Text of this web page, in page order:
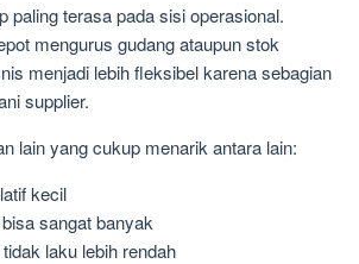
paling terasa pada sisi operasional.
mengurus gudang ataupun stok
menjadi lebih fleksibel karena sebagian
supplier.
lain yang cukup menarik antara lain:
kecil
sangat banyak
laku lebih rendah